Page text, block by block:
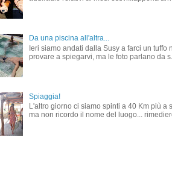
Da una piscina all'altra...
Ieri siamo andati dalla Susy a farci un tuffo
provare a spiegarvi, ma le foto parlano da s...
Spiaggia!
L'altro giorno ci siamo spinti a 40 Km più
ma non ricordo il nome del luogo...